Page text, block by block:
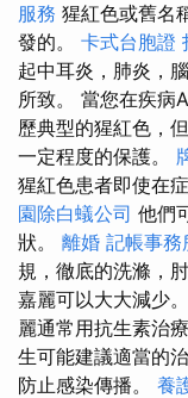
服務 猩紅色或舊名
發的。 卡式台胞證
起中耳炎，肺炎，
所致。 當您在疾病
歷典型的猩紅色，
一定程度的保護。
猩紅色患者即使在
園除白蟻公司 他們
狀。 離婚 記帳事務
規，徹底的洗滌，
嘉麗可以大大減少。
麗通常用抗生素治
生可能建議適當的
防止感染傳播。 養